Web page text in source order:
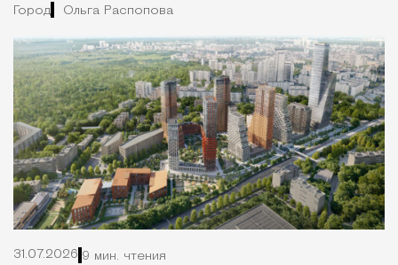
Город Ольга Распопова
31.07.2026 9 мин. чтения